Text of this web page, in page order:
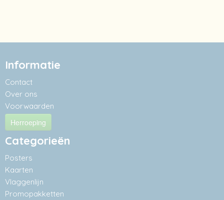
Informatie
Contact
Over ons
Voorwaarden
Herroeping
Categorieën
Posters
Kaarten
Vlaggenlijn
Promopakketten